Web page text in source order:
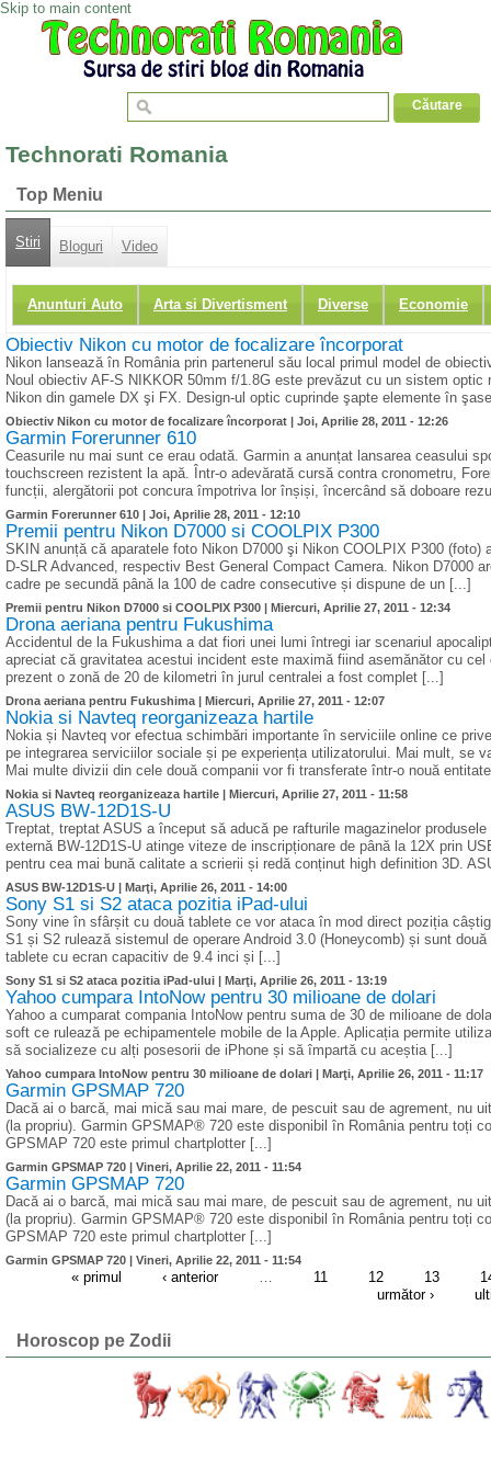
Skip to main content
Technorati Romania
Top Meniu
Stiri Bloguri Video
Anunturi Auto Arta si Divertisment Diverse Economie
Obiectiv Nikon cu motor de focalizare încorporat
Nikon lansează în România prin partenerul său local primul model de
Noul obiectiv AF-S NIKKOR 50mm f/1.8G este prevăzut cu un sistem
Nikon din gamele DX şi FX. Design-ul optic cuprinde şapte elemente în
Obiectiv Nikon cu motor de focalizare încorporat | Joi, Aprilie 28, 2011 - 12:26
Garmin Forerunner 610
Ceasurile nu mai sunt ce erau odată. Garmin a anunțat lansarea ceasului
touchscreen rezistent la apă. Într-o adevărată cursă contra cronometru,
funcții, alergătorii pot concura împotriva lor înșiși, încercând să doboare
Garmin Forerunner 610 | Joi, Aprilie 28, 2011 - 12:10
Premii pentru Nikon D7000 si COOLPIX P300
SKIN anunță că aparatele foto Nikon D7000 şi Nikon COOLPIX P300
D-SLR Advanced, respectiv Best General Compact Camera. Nikon D7000
cadre pe secundă până la 100 de cadre consecutive și dispune de un [...]
Premii pentru Nikon D7000 si COOLPIX P300 | Miercuri, Aprilie 27, 2011 - 12:34
Drona aeriana pentru Fukushima
Accidentul de la Fukushima a dat fiori unei lumi întregi iar scenariul
apreciat că gravitatea acestui incident este maximă fiind asemănător cu
prezent o zonă de 20 de kilometri în jurul centralei a fost complet [...]
Drona aeriana pentru Fukushima | Miercuri, Aprilie 27, 2011 - 12:07
Nokia si Navteq reorganizeaza hartile
Nokia și Navteq vor efectua schimbări importante în serviciile online ce
pe integrarea serviciilor sociale și pe experiența utilizatorului. Mai mult, se
Mai multe divizii din cele două companii vor fi transferate într-o nouă
Nokia si Navteq reorganizeaza hartile | Miercuri, Aprilie 27, 2011 - 11:58
ASUS BW-12D1S-U
Treptat, treptat ASUS a început să aducă pe rafturile magazinelor
externă BW-12D1S-U atinge viteze de inscripționare de până la 12X prin
pentru cea mai bună calitate a scrierii și redă conținut high definition 3D.
ASUS BW-12D1S-U | Marţi, Aprilie 26, 2011 - 14:00
Sony S1 si S2 ataca pozitia iPad-ului
Sony vine în sfârșit cu două tablete ce vor ataca în mod direct poziția
S1 și S2 rulează sistemul de operare Android 3.0 (Honeycomb) și sunt
tablete cu ecran capacitiv de 9.4 inci și [...]
Sony S1 si S2 ataca pozitia iPad-ului | Marţi, Aprilie 26, 2011 - 13:19
Yahoo cumpara IntoNow pentru 30 milioane de dolari
Yahoo a cumparat compania IntoNow pentru suma de 30 de milioane de
soft ce rulează pe echipamentele mobile de la Apple. Aplicația permite
să socializeze cu alți posesorii de iPhone și să împartă cu aceștia [...]
Yahoo cumpara IntoNow pentru 30 milioane de dolari | Marţi, Aprilie 26, 2011 - 11:17
Garmin GPSMAP 720
Dacă ai o barcă, mai mică sau mai mare, de pescuit sau de agrement, nu
(la propriu). Garmin GPSMAP® 720 este disponibil în România pentru toți
GPSMAP 720 este primul chartplotter [...]
Garmin GPSMAP 720 | Vineri, Aprilie 22, 2011 - 11:54
Garmin GPSMAP 720
Dacă ai o barcă, mai mică sau mai mare, de pescuit sau de agrement, nu
(la propriu). Garmin GPSMAP® 720 este disponibil în România pentru toți
GPSMAP 720 este primul chartplotter [...]
Garmin GPSMAP 720 | Vineri, Aprilie 22, 2011 - 11:54
« primul ‹ anterior … 11 12 13
următor ›
Horoscop pe Zodii